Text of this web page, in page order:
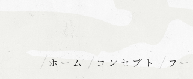
ホーム コンセプト フー